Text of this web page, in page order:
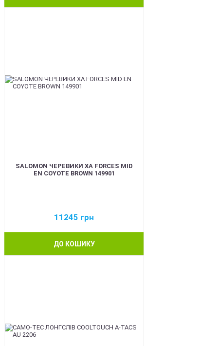
SALOMON ЧЕРЕВИКИ XA FORCES MID
EN COYOTE BROWN 149901
11245 грн
ДО КОШИКУ